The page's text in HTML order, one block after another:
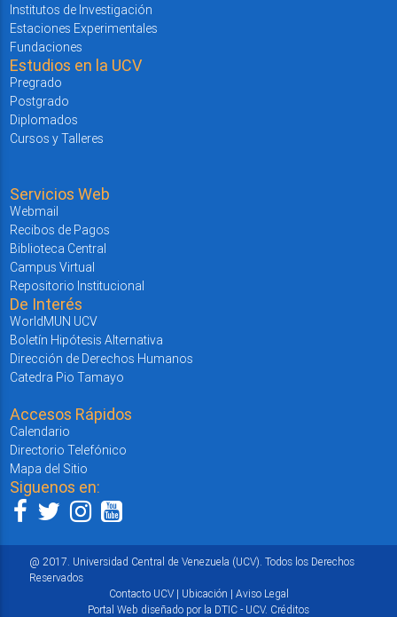
Institutos de Investigación
Estaciones Experimentales
Fundaciones
Estudios en la UCV
Pregrado
Postgrado
Diplomados
Cursos y Talleres
Servicios Web
Webmail
Recibos de Pagos
Biblioteca Central
Campus Virtual
Repositorio Institucional
De Interés
WorldMUN UCV
Boletín Hipótesis Alternativa
Dirección de Derechos Humanos
Catedra Pio Tamayo
Accesos Rápidos
Calendario
Directorio Telefónico
Mapa del Sitio
Siguenos en:
@ 2017. Universidad Central de Venezuela (UCV). Todos los Derechos
Reservados
Contacto UCV| Ubicación | Aviso Legal
Portal Web diseñado por la DTIC - UCV. Créditos